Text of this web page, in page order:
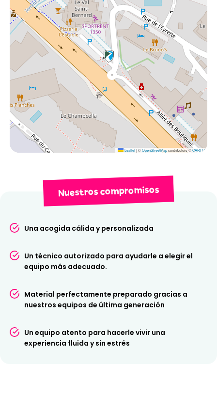
Servicios de calidad
Para disfrutar de unas maravillosas vacaciones bajo el sol
de Serre Chevalier, le ofrecemos estos servicios:
Flexski
para mantener una mayor flexibilidad en tu
reserva.
te permite cambiar de equipo y variar la
diversión durante tu estancia.
Descubre
la fatbike
(bicicleta de montaña con
neumáticos grandes para circular sobre la nieve) o
snowscoot(moto de nieve) alquilándolos o
participando en excursiones organizadas con un
instructor.
trineo tirado por perros, parapente, snowkiting,
etc., bajo petición.
Reserve su equipo antes
de su llegada.
Reservando online, te beneficias de nuestros
precios
y tu equipo estará preparado antes de tu llegada a
¡Reserva ya tu equipo de esquí o snowboard en Serre
Chevalier Chantemerle con Ski Republic y aprovecha
Sport Rent, especialista
Leaflet|©OpenStreetMapcontributors ©CARTO
Nuestros compromisos
Una acogida cálida y personalizada
Un técnico autorizado para ayudarle a elegir el
equipo más adecuado.
Material perfectamente preparado gracias a
nuestros equipos de última generación
Un equipo atento para hacerle vivir una
experiencia fluida y sin estrés